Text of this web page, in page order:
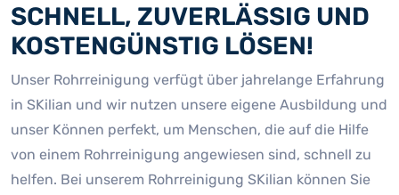
SCHNELL, ZUVERLÄSSIG UND
KOSTENGÜNSTIG LÖSEN!
Unser Rohrreinigung verfügt über jahrelange Erfahrung
in SKilian und wir nutzen unsere eigene Ausbildung und
unser Können perfekt, um Menschen, die auf die Hilfe
von einem Rohrreinigung angewiesen sind, schnell zu
helfen. Bei unserem Rohrreinigung SKilian können Sie